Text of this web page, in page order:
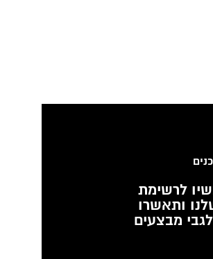
לרשימת
ותאשרו
מבצעים